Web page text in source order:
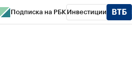
Подписка на РБК Инвестиции